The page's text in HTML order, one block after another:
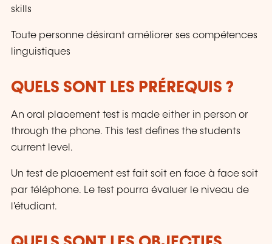
skills
Toute personne désirant améliorer ses compétences
linguistiques
QUELS SONT LES PRÉREQUIS ?
An oral placement test is made either in person or
through the phone. This test defines the students
current level.
Un test de placement est fait soit en face à face soit
par téléphone. Le test pourra évaluer le niveau de
l'étudiant.